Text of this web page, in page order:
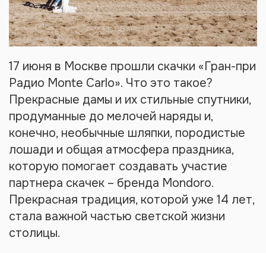
17 июня в Москве прошли скачки «Гран-при
Радио Monte Carlo». Что это такое?
Прекрасные дамы и их стильные спутники,
продуманные до мелочей наряды и,
конечно, необычные шляпки, породистые
лошади и общая атмосфера праздника,
которую помогает создавать участие
партнера скачек – бренда Mondoro.
Прекрасная традиция, которой уже 14 лет,
стала важной частью светской жизни
столицы.